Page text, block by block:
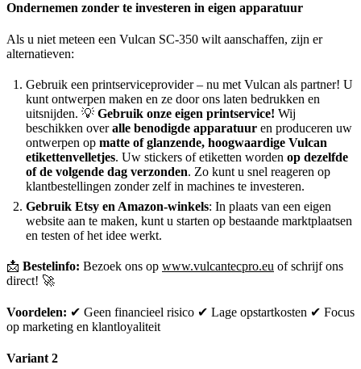
Ondernemen zonder te investeren in eigen apparatuur
Als u niet meteen een Vulcan SC-350 wilt aanschaffen, zijn er
alternatieven:
Gebruik een printserviceprovider – nu met Vulcan als partner! U
kunt ontwerpen maken en ze door ons laten bedrukken en
uitsnijden. 💡 Gebruik onze eigen printservice! Wij
beschikken overalle benodigde apparatuur en produceren uw
ontwerpen op matte of glanzende, hoogwaardige Vulcan
etikettenvelletjes. Uw stickers of etiketten worden op dezelfde
of de volgende dag verzonden. Zo kunt u snel reageren op
klantbestellingen zonder zelf in machines te investeren.
Gebruik Etsy en Amazon-winkels: In plaats van een eigen
website aan te maken, kunt u starten op bestaande marktplaatsen
en testen of het idee werkt.
📩 Bestelinfo: Bezoek ons op www.vulcantecpro.eu of schrijf ons
direct! 🚀
Voordelen: ✔ Geen financieel risico ✔ Lage opstartkosten ✔ Focus
op marketing en klantloyaliteit
Variant 2